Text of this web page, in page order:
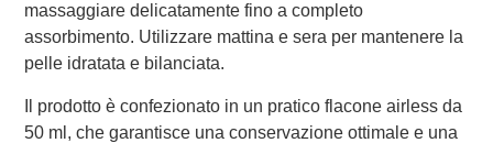
massaggiare delicatamente fino a completo
assorbimento. Utilizzare mattina e sera per mantenere la
pelle idratata e bilanciata.
Il prodotto è confezionato in un pratico flacone airless da
50 ml, che garantisce una conservazione ottimale e una